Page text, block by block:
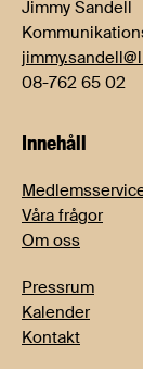
Jimmy Sandell
08-762 65 02
Innehåll
Våra frågor
Om oss
Pressrum
Kalender
Kontakt